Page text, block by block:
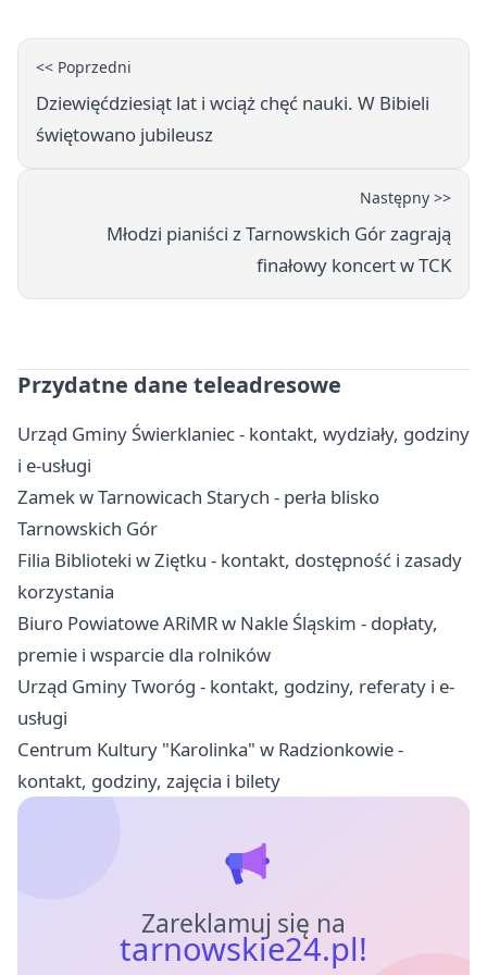
<< Poprzedni
Dziewięćdziesiąt lat i wciąż chęć nauki. W Bibieli
świętowano jubileusz
Następny >>
Młodzi pianiści z Tarnowskich Gór zagrają
finałowy koncert w TCK
Przydatne dane teleadresowe
Urząd Gminy Świerklaniec - kontakt, wydziały, godziny
i e-usługi
Zamek w Tarnowicach Starych - perła blisko
Tarnowskich Gór
Filia Biblioteki w Ziętku - kontakt, dostępność i zasady
korzystania
Biuro Powiatowe ARiMR w Nakle Śląskim - dopłaty,
premie i wsparcie dla rolników
Urząd Gminy Tworóg - kontakt, godziny, referaty i e-
usługi
Centrum Kultury "Karolinka" w Radzionkowie -
kontakt, godziny, zajęcia i bilety
Zareklamuj się na
tarnowskie24.pl!